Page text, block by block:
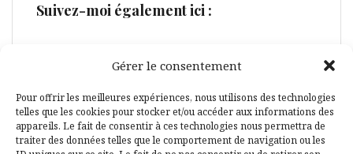
Gérer le consentement
Pour offrir les meilleures expériences, nous utilisons des technologies
telles que les cookies pour stocker et/ou accéder aux informations des
appareils. Le fait de consentir à ces technologies nous permettra de
traiter des données telles que le comportement de navigation ou les
Suivez-moi également ici :
Facebook
Pinterest